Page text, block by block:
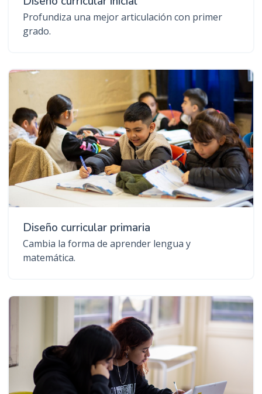
Profundiza una mejor articulación con primer
grado.
Diseño curricular primaria
Cambia la forma de aprender lengua y
matemática.